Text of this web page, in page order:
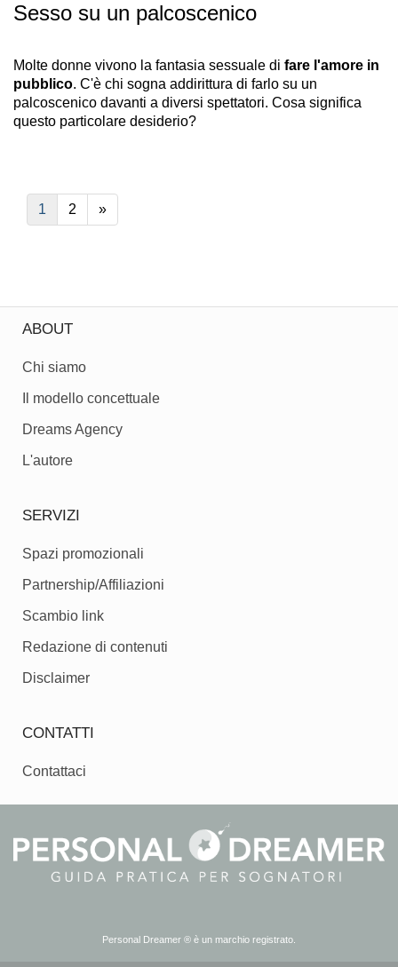
Sesso su un palcoscenico
Molte donne vivono la fantasia sessuale di fare l'amore in
pubblico. C'è chi sogna addirittura di farlo su un
palcoscenico davanti a diversi spettatori. Cosa significa
questo particolare desiderio?
1 2 »
ABOUT
Chi siamo
Il modello concettuale
Dreams Agency
L'autore
SERVIZI
Spazi promozionali
Partnership/Affiliazioni
Scambio link
Redazione di contenuti
Disclaimer
CONTATTI
Contattaci
Personal Dreamer ® è un marchio registrato.